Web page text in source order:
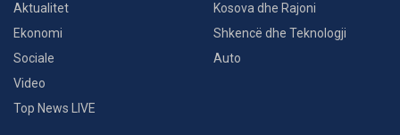
Aktualitet
Ekonomi
Sociale
Video
Top News LIVE
Kosova dhe Rajoni
Shkencë dhe Teknologji
Auto